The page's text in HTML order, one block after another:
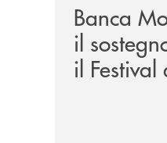
Banca
il
il